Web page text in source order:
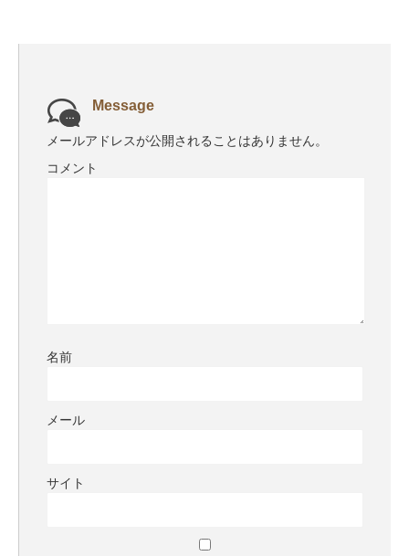
Message
メールアドレスが公開されることはありません。
コメント
名前
メール
サイト